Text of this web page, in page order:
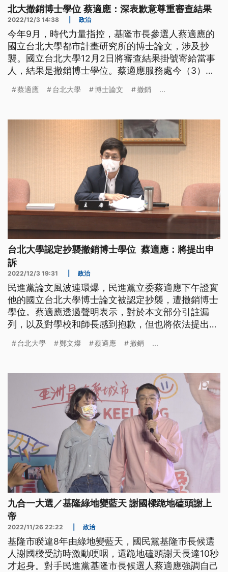
北大撤銷博士學位 蔡適應：深表歉意尊重審查結果
2022/12/3 14:38 政治
今年9月，時代力量指控，基隆市長參選人蔡適應的
國立台北大學都市計畫研究所的博士論文，涉及抄
襲。國立台北大學12月2日將審查結果掛號寄給當事
人，結果是撤銷博士學位。蔡適應服務處今（3）天
會通知書，但已經知悉撤銷博士學位。蔡適應說，針
成的困擾，再次深表歉意，同時尊重審議結果。蔡適
應強調，將維護自己的權益，依法提
蔡適應 台北大學 博士論文 撤銷 ...
台北大學認定抄襲撤銷博士學位 蔡適應：將提出申
訴
2022/12/3 19:31 政治
民進黨論文風波連環爆，民進黨立委蔡適應下午證實
他的國立台北大學博士論文被認定抄襲，遭撤銷博士
學位。蔡適應透過聲明表示，對於本文部分引註漏
列，以及對學校和師長感到抱歉，但也將依法提出申
士學位，今天也親自回應，表示會為疏失負起責任，
台北大學 鄭文燦 蔡適應 撤銷 ...
九合一大選／基隆綠地變藍天 謝國樑跪地磕頭謝上
帝
2022/11/26 22:22 政治
基隆市睽違8年由綠地變藍天，國民黨基隆市長候選
人謝國樑受訪時激動哽咽，還跪地磕頭謝天長達10秒
才起身。對手民進黨基隆市長候選人蔡適應強調自己